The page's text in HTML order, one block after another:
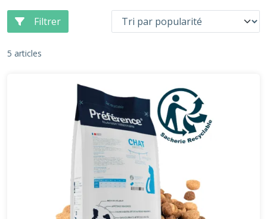
Filtrer
5 articles